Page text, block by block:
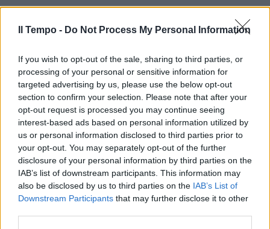
Il Tempo - Do Not Process My Personal Information
If you wish to opt-out of the sale, sharing to third parties, or
processing of your personal or sensitive information for
targeted advertising by us, please use the below opt-out
section to confirm your selection. Please note that after your
opt-out request is processed you may continue seeing
interest-based ads based on personal information utilized by
us or personal information disclosed to third parties prior to
your opt-out. You may separately opt-out of the further
disclosure of your personal information by third parties on the
IAB’s list of downstream participants. This information may
also be disclosed by us to third parties on the IAB’s List of
Downstream Participants that may further disclose it to other
In evidenza